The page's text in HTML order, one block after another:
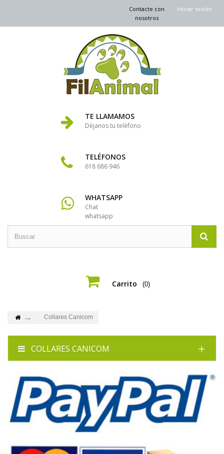
Iniciar sesión
Contacte con
nosotros
TE LLAMAMOS
Déjanos tu teléfono
TELÉFONOS
618 686 946
WHATSAPP
Chat
whatsapp
Carrito (0)
Collares Canicom
COLLARES CANICOM